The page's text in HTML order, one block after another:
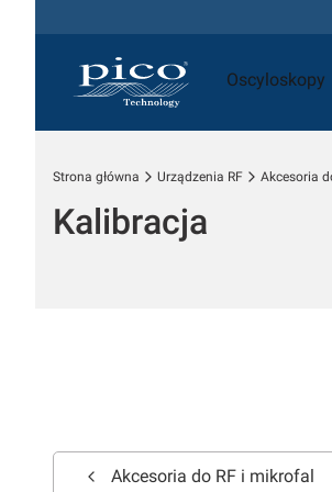
Oscyloskopy
Strona główna Urządzenia RF Akcesoria
Kalibracja
Akcesoria do RF i mikrofal